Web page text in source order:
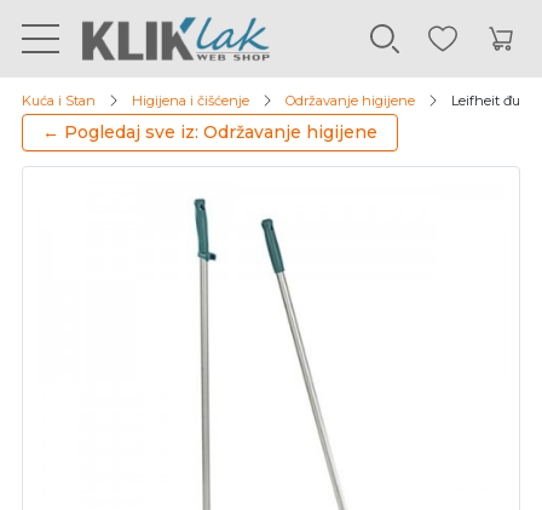
Kuća i Stan Higijena i čišćenje Održavanje higijene Leifheit
← Pogledaj sve iz: Održavanje higijene